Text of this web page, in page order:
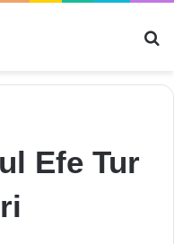
Efe Tur